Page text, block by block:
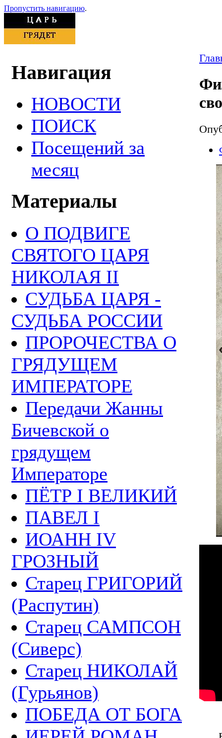
Пропустить навигацию.
Навигация
НОВОСТИ
ПОИСК
Посещений за
месяц
Материалы
О ПОДВИГЕ
СВЯТОГО ЦАРЯ
НИКОЛАЯ II
СУДЬБА ЦАРЯ -
СУДЬБА РОССИИ
ПРОРОЧЕСТВА О
ГРЯДУЩЕМ
ИМПЕРАТОРЕ
Передачи Жанны
Бичевской о
грядущем
Императоре
ПЁТР I ВЕЛИКИЙ
ПАВЕЛ I
ИОАНН IV
ГРОЗНЫЙ
Старец ГРИГОРИЙ
(Распутин)
Старец САМПСОН
(Сиверс)
Старец НИКОЛАЙ
(Гурьянов)
ПОБЕДА ОТ БОГА